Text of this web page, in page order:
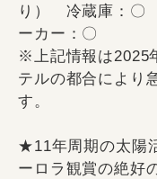
り） 冷蔵庫：〇
ーカー：〇
※上記情報は2025
テルの都合により
す。
★11年周期の太陽
ーロラ観賞の絶好